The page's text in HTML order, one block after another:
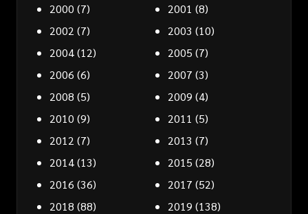
2000 (7) 2001 (8)
2002 (7) 2003 (10)
2004(12) 2005 (7)
2006 (6) 2007 (3)
2008 (5) 2009 (4)
2010 (9) 2011 (5)
2012 (7) 2013 (7)
2014(13) 2015 (28)
2016 (36) 2017 (52)
2018 (88) 2019 (138)